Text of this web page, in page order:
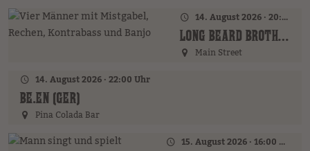
14. August 2026 · 20:00 Uhr
LONG BEARD BROTHERS (AT)
Main Street
14. August 2026 · 22:00 Uhr
BE.EN (GER)
Pina Colada Bar
15. August 2026 · 16:00 Uhr – 18:00 Uhr